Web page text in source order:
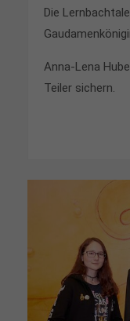
Die
Anna-Lena
Teiler sichern.